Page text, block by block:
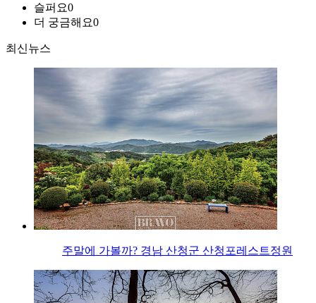
슬퍼요0
더 궁금해요0
최신뉴스
주말에 가볼까? 경남 산청군 산청포레스트정원